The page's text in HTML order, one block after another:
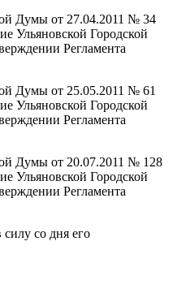
Думы от 27.04.2011 № 34
Ульяновской Городской
Регламента
Думы от 25.05.2011 № 61
Ульяновской Городской
Регламента
Думы от 20.07.2011 № 128
Ульяновской Городской
Регламента
со дня его